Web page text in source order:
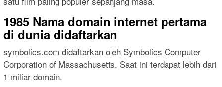
1985 Nama domain internet pertama
di dunia didaftarkan
symbolics.com didaftarkan oleh Symbolics Computer
Corporation of Massachusetts. Saat ini terdapat lebih dari
1 miliar domain.